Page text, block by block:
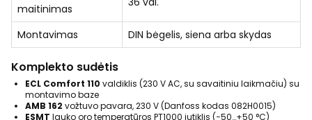
maitinimas
Montavimas DIN bėgelis, siena arba skydas
Komplekto sudėtis
ECL Comfort 110 valdiklis (230 V AC, su savaitiniu laikmačiu) su
montavimo baze
AMB 162 vožtuvo pavara, 230 V (Danfoss kodas 082H0015)
ESMT lauko oro temperatūros PT1000 jutiklis (−50…+50 °C)